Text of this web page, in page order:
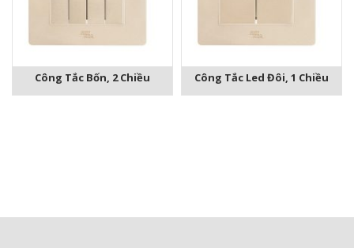
Công Tắc Bốn, 2 Chiều Công Tắc Led Đôi, 1 Chiều